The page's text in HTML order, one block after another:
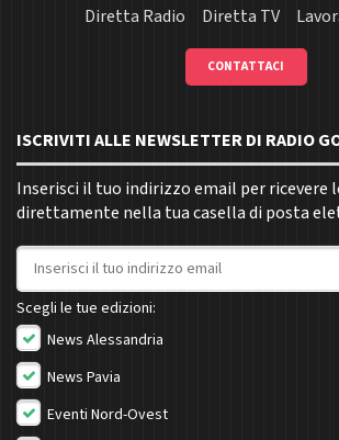
Diretta Radio
Diretta TV
CONTATTACI
ISCRIVITI ALLE NEWSLETTER DI RADIO
Inserisci il tuo indirizzo email per ricevere
direttamente nella tua casella di posta
Indirizzo email
Scegli le tue edizioni:
News Alessandria
News Pavia
Eventi Nord-Ovest